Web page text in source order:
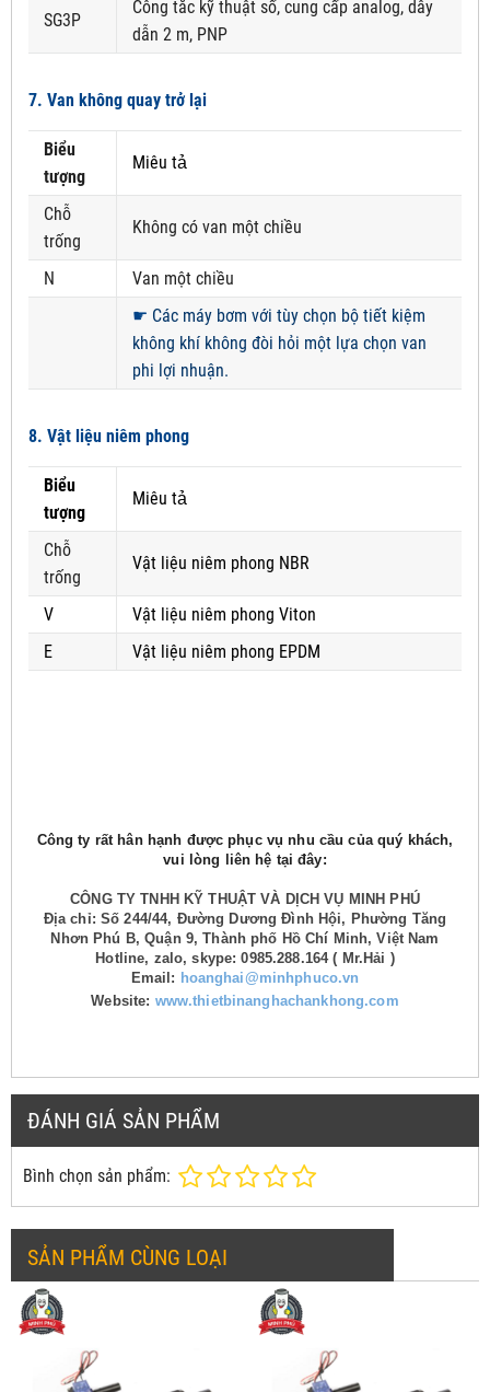
SG3P
Công tắc kỹ thuật số, cung cấp analog, dây
dẫn 2 m, PNP
7. Van không quay trở lại
Biểu
tượng
Miêu tả
Chỗ
trống
Không có van một chiều
N
Van một chiều
☛ Các máy bơm với tùy chọn bộ tiết kiệm
không khí không đòi hỏi một lựa chọn van
phi lợi nhuận.
8. Vật liệu niêm phong
Biểu
tượng
Miêu tả
Chỗ
trống
Vật liệu niêm phong NBR
V
Vật liệu niêm phong Viton
E
Vật liệu niêm phong EPDM
Công ty rất hân hạnh được phục vụ nhu cầu của quý khách,
vui lòng liên hệ tại đây:
CÔNG TY TNHH KỸ THUẬT VÀ DỊCH VỤ MINH PHÚ
Địa chỉ: Số 244/44, Đường Dương Đình Hội, Phường Tăng
Nhơn Phú B, Quận 9, Thành phố Hồ Chí Minh, Việt Nam
Hotline, zalo, skype: 0985.288.164 ( Mr.Hải )
Email: hoanghai@minhphuco.vn
Website: www.thietbinanghachankhong.com
ĐÁNH GIÁ SẢN PHẨM
Bình chọn sản phẩm:
SẢN PHẨM CÙNG LOẠI